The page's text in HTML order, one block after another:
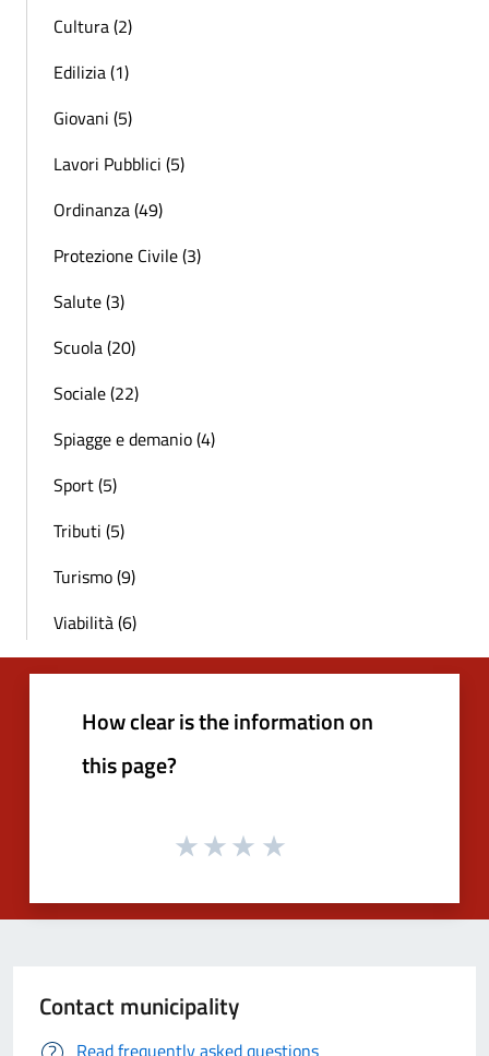
Cultura (2)
Edilizia (1)
Giovani (5)
Lavori Pubblici (5)
Ordinanza (49)
Protezione Civile (3)
Salute (3)
Scuola (20)
Sociale (22)
Spiagge e demanio (4)
Sport (5)
Tributi (5)
Turismo (9)
Viabilità (6)
How clear is the information on
this page?
Contact municipality
Read frequently asked questions